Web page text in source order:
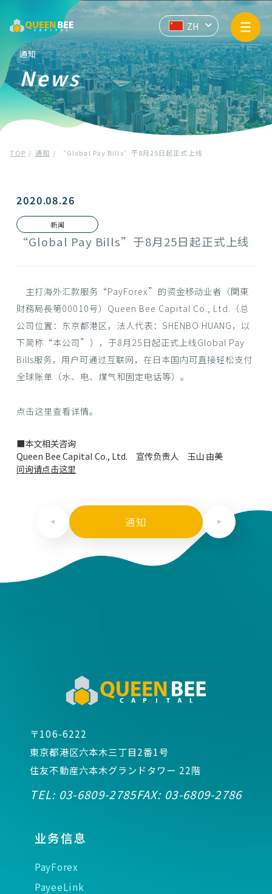
业务信息
API
企业信息
隐私政策
联系我们
JP
EN
ZH
通知
News
TOP 通知 “Global Pay Bills”于8月25日起正式上线
2020.08.26
新闻
“Global Pay Bills”于8月25日起正式上线
主打海外汇款服务“PayForex”的资金移动业者（関東
財務局長第00010号）Queen Bee Capital Co., Ltd.（总
公司位置：东京都港区，法人代表：SHENBO HUANG，以
下简称“本公司”），于8月25日起正式上线Global Pay
Bills服务，用户可通过互联网，在日本国内可直接轻松支付
全球账单（水、电、煤气和固定电话等）。
点击这里查看详情。
■本文相关咨询
Queen Bee Capital Co., Ltd. 宣传负责人 玉山 由美
问询请点击这里
通知
〒106-6222
東京都港区六本木三丁目2番1号
住友不動産六本木グランドタワー 22階
TEL: 03-6809-2785FAX: 03-6809-2786
业务信息
PayForex
PayeeLink